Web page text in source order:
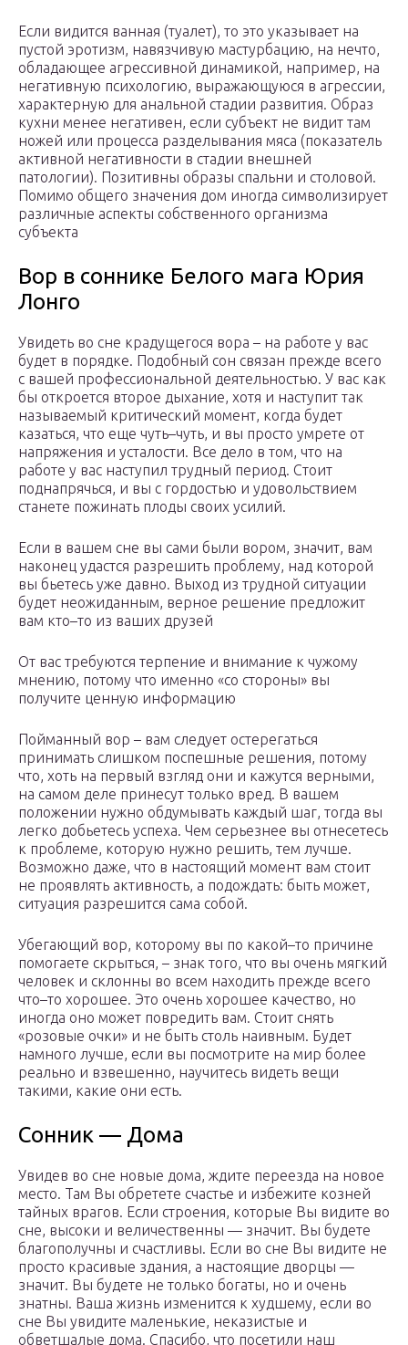
Если видится ванная (туалет), то это указывает на
пустой эротизм, навязчивую мастурбацию, на нечто,
обладающее агрессивной динамикой, например, на
негативную психологию, выражающуюся в агрессии,
характерную для анальной стадии развития. Образ
кухни менее негативен, если субъект не видит там
ножей или процесса разделывания мяса (показатель
активной негативности в стадии внешней
патологии). Позитивны образы спальни и столовой.
Помимо общего значения дом иногда символизирует
различные аспекты собственного организма
субъекта
Вор в соннике Белого мага Юрия
Лонго
Увидеть во сне крадущегося вора – на работе у вас
будет в порядке. Подобный сон связан прежде всего
с вашей профессиональной деятельностью. У вас как
бы откроется второе дыхание, хотя и наступит так
называемый критический момент, когда будет
казаться, что еще чуть–чуть, и вы просто умрете от
напряжения и усталости. Все дело в том, что на
работе у вас наступил трудный период. Стоит
поднапрячься, и вы с гордостью и удовольствием
станете пожинать плоды своих усилий.
Если в вашем сне вы сами были вором, значит, вам
наконец удастся разрешить проблему, над которой
вы бьетесь уже давно. Выход из трудной ситуации
будет неожиданным, верное решение предложит
вам кто–то из ваших друзей
От вас требуются терпение и внимание к чужому
мнению, потому что именно «со стороны» вы
получите ценную информацию
Пойманный вор – вам следует остерегаться
принимать слишком поспешные решения, потому
что, хоть на первый взгляд они и кажутся верными,
на самом деле принесут только вред. В вашем
положении нужно обдумывать каждый шаг, тогда вы
легко добьетесь успеха. Чем серьезнее вы отнесетесь
к проблеме, которую нужно решить, тем лучше.
Возможно даже, что в настоящий момент вам стоит
не проявлять активность, а подождать: быть может,
ситуация разрешится сама собой.
Убегающий вор, которому вы по какой–то причине
помогаете скрыться, – знак того, что вы очень мягкий
человек и склонны во всем находить прежде всего
что–то хорошее. Это очень хорошее качество, но
иногда оно может повредить вам. Стоит снять
«розовые очки» и не быть столь наивным. Будет
намного лучше, если вы посмотрите на мир более
реально и взвешенно, научитесь видеть вещи
такими, какие они есть.
Сонник — Дома
Увидев во сне новые дома, ждите переезда на новое
место. Там Вы обретете счастье и избежите козней
тайных врагов. Если строения, которые Вы видите во
сне, высоки и величественны — значит. Вы будете
благополучны и счастливы. Если во сне Вы видите не
просто красивые здания, а настоящие дворцы —
значит. Вы будете не только богаты, но и очень
знатны. Ваша жизнь изменится к худшему, если во
сне Вы увидите маленькие, неказистые и
обветшалые дома. Спасибо, что посетили наш